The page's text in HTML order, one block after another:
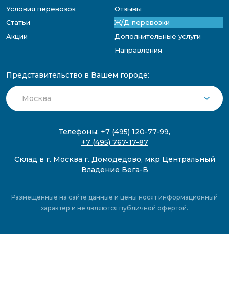
Условия перевозок
Отзывы
Статьи
Ж/Д перевозки
Акции
Дополнительные услуги
Направления
Представительство в Вашем городе:
Телефоны: +7 (495) 120-77-99,
+7 (495) 767-17-87
Склад в г. Москва г. Домодедово, мкр Центральный
Владение Вега-В
Размещенные на сайте данные и цены носят информационный
характер и не являются публичной офертой.